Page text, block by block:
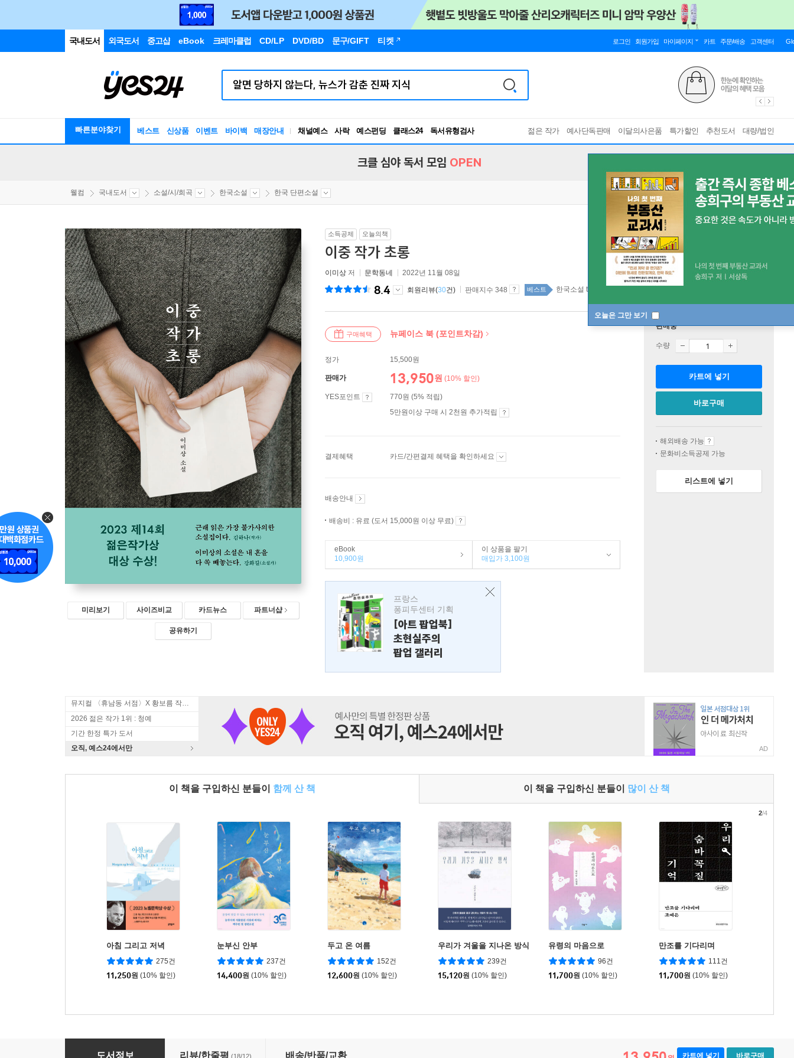
국내도서 외국도서 중고샵 eBook 크레마클럽 CD/LP DVD/BD 문구/GIFT 티켓 로그인 회원가입 마이페이지 카트 주문/배송 고객센터
빠른분야찾기 베스트 신상품 이벤트 바이백 매장안내 채널예스 사락 예스펀딩 클래스24
RBTI Lab
독서유형검사
젊은 작가 예사단독판매 이달의사은품 특가할인 추천도서 대량/법인
오늘은 그만 보기
크클 심야 독서 모임 OPEN
웰컴 국내도서 소설/시/희곡 한국소설 한국 단편소설
미리보기 사이즈비교 카드뉴스 파트너샵
공유하기
소득공제 오늘의책
이중 작가 초롱
이미상 저 문학동네 2022년 11월 08일
8.4 회원리뷰(30건) 판매지수 348 베스트 한국소설 top100 7주
구매혜택 뉴페이스 북 (포인트차감)
정가 15,500원
판매가 13,950원 (10% 할인)
YES포인트
770원 (5% 적립)
5만원이상 구매 시 2천원 추가적립
결제혜택 카드/간편결제 혜택을 확인하세요
배송안내
배송비 : 유료 (도서 15,000원 이상 무료)
eBook
10,900원
이 상품을 팔기
매입가 3,100원
프랑스
퐁피두센터 기획
[아트 팝업북]
초현실주의
팝업 갤러리
판매중
수량
카트에 넣기
바로구매
해외배송 가능
문화비소득공제 가능
리스트에 넣기
뮤지컬 〈휴남동 서점〉X 황보름 작가 북토크
2026 젊은 작가 1위 : 청예
기간 한정 특가 도서
오직, 예스24에서만
AD
이 책을 구입하신 분들이 함께 산 책 이 책을 구입하신 분들이 많이 산 책
아침 그리고 저녁
275건
11,250원 (10% 할인)
눈부신 안부
237건
14,400원 (10% 할인)
두고 온 여름
152건
12,600원 (10% 할인)
우리가 겨울을 지나온 방식
239건
15,120원 (10% 할인)
유령의 마음으로
96건
11,700원 (10% 할인)
만조를 기다리며
111건
11,700원 (10% 할인)
2/4
이중 작가 초롱
도서정보 리뷰/한줄평 (18/12) 배송/반품/교환 카트에 넣기 바로구매